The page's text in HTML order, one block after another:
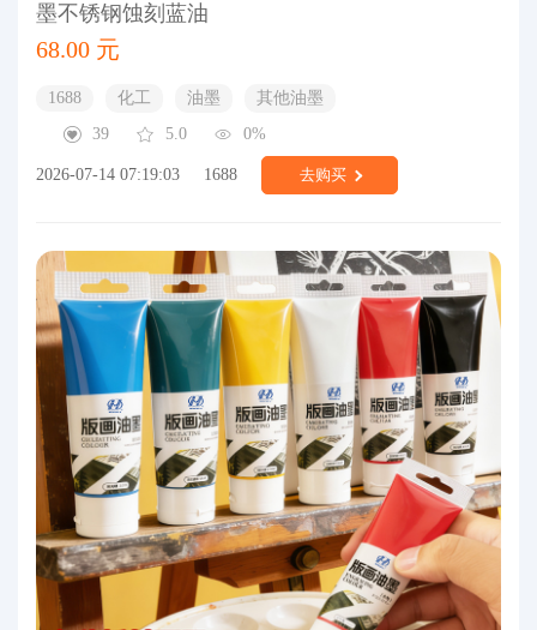
墨不锈钢蚀刻蓝油
68.00 元
1688 化工 油墨
其他油墨
39
5.0 0%
2026-07-14 07:19:03 1688 去购买